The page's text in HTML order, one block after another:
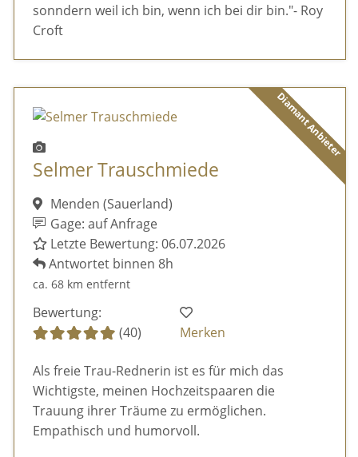
sonndern weil ich bin, wenn ich bei dir bin."- Roy
Croft
Diamant Anbieter
Selmer Trauschmiede
Menden (Sauerland)
Gage: auf Anfrage
Letzte Bewertung: 06.07.2026
Antwortet binnen 8h
ca. 68 km entfernt
Bewertung:
(40)
Merken
Als freie Trau-Rednerin ist es für mich das
Wichtigste, meinen Hochzeitspaaren die
Trauung ihrer Träume zu ermöglichen.
Empathisch und humorvoll.